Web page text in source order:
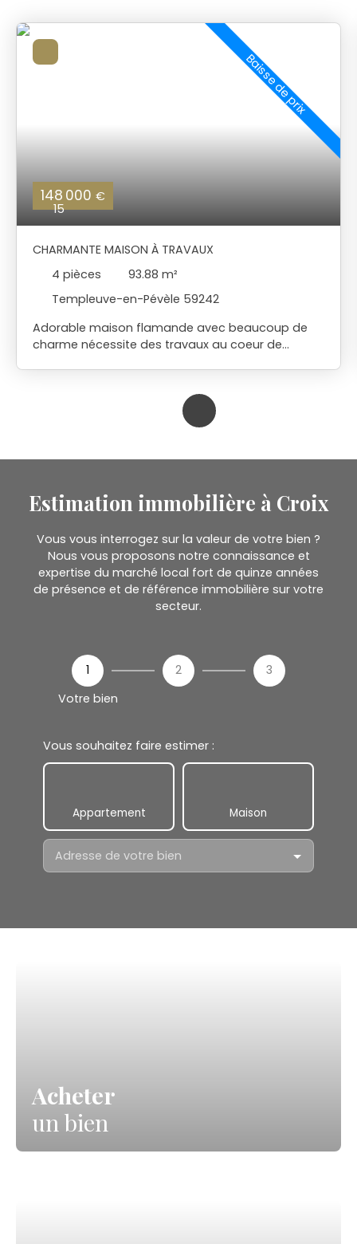
148 000 €
Baisse de prix
15
CHARMANTE MAISON À TRAVAUX
4 pièces 93.88 m²
Templeuve-en-Pévèle 59242
Adorable maison flamande avec beaucoup de
charme nécessite des travaux au coeur de
WC et possibilité de chambre au rez-de-
chaussée A l 'étage possibilité de 2 petites
chambres et une mezzanine Jardin au calme et à
nous pour une visite
Estimation immobilière à Croix
Vous vous interrogez sur la valeur de votre bien ?
Nous vous proposons notre connaissance et
expertise du marché local fort de quinze années
de présence et de référence immobilière sur votre
secteur.
1
Votre bien
2 3
Vous souhaitez faire estimer :
Appartement Maison
Adresse de votre bien
Acheter
un bien